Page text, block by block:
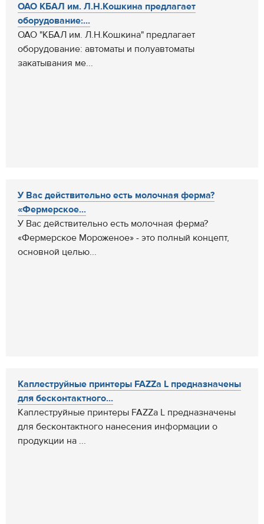
ОАО КБАЛ им. Л.Н.Кошкина предлагает
оборудование:...
ОАО "КБАЛ им. Л.Н.Кошкина" предлагает
оборудование: автоматы и полуавтоматы
закатывания ме...
У Вас действительно есть молочная ферма?
«Фермерское...
У Вас действительно есть молочная ферма?
«Фермерское Мороженое» - это полный концепт,
основной целью...
Каплеструйные принтеры FAZZa L предназначены
для бесконтактного...
Каплеструйные принтеры FAZZa L предназначены
для бесконтактного нанесения информации о
продукции на ...